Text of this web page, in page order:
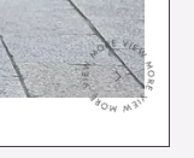
＞